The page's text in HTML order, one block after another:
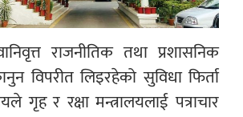
राजनीतिक तथा प्रशासनिक
विपरीत लिइरहेको सुविधा फिर्ता
गृह र रक्षा मन्त्रालयलाई पत्राचार